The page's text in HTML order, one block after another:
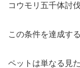
コウモリ五千体討伐
この条件を達成す
ペットは単なる見